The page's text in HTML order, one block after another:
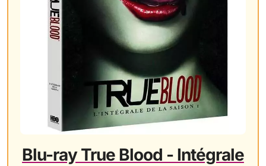
Blu-ray True Blood - Intégrale